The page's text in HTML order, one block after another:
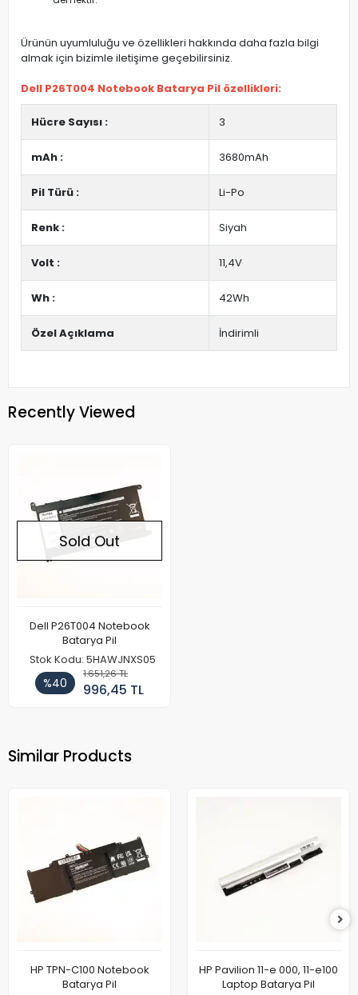
Ürünün uyumluluğu ve özellikleri hakkında daha fazla bilgi
almak için bizimle iletişime geçebilirsiniz.
Dell P26T004 Notebook Batarya Pil özellikleri:
Hücre Sayısı : 3
mAh : 3680mAh
Pil Türü : Li-Po
Renk : Siyah
Volt : 11,4V
Wh : 42Wh
Özel Açıklama İndirimli
Recently Viewed
Sold Out
Dell P26T004 Notebook
Batarya Pil
Stok Kodu: 5HAWJNXS05
%40
1.651,26 TL
996,45 TL
Similar Products
HP TPN-C100 Notebook
Batarya Pil
HP Pavilion 11-e 000, 11-e100
Laptop Batarya Pil